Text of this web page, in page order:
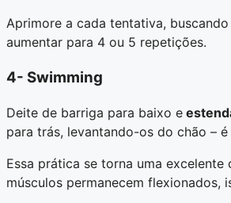
Aprimore a cada tentativa,
aumentar para 4 ou 5 repetições.
4- Swimming
Deite de barriga para baixo e
para trás, levantando-os do chão –
Essa prática se torna uma
músculos permanecem flexionados,